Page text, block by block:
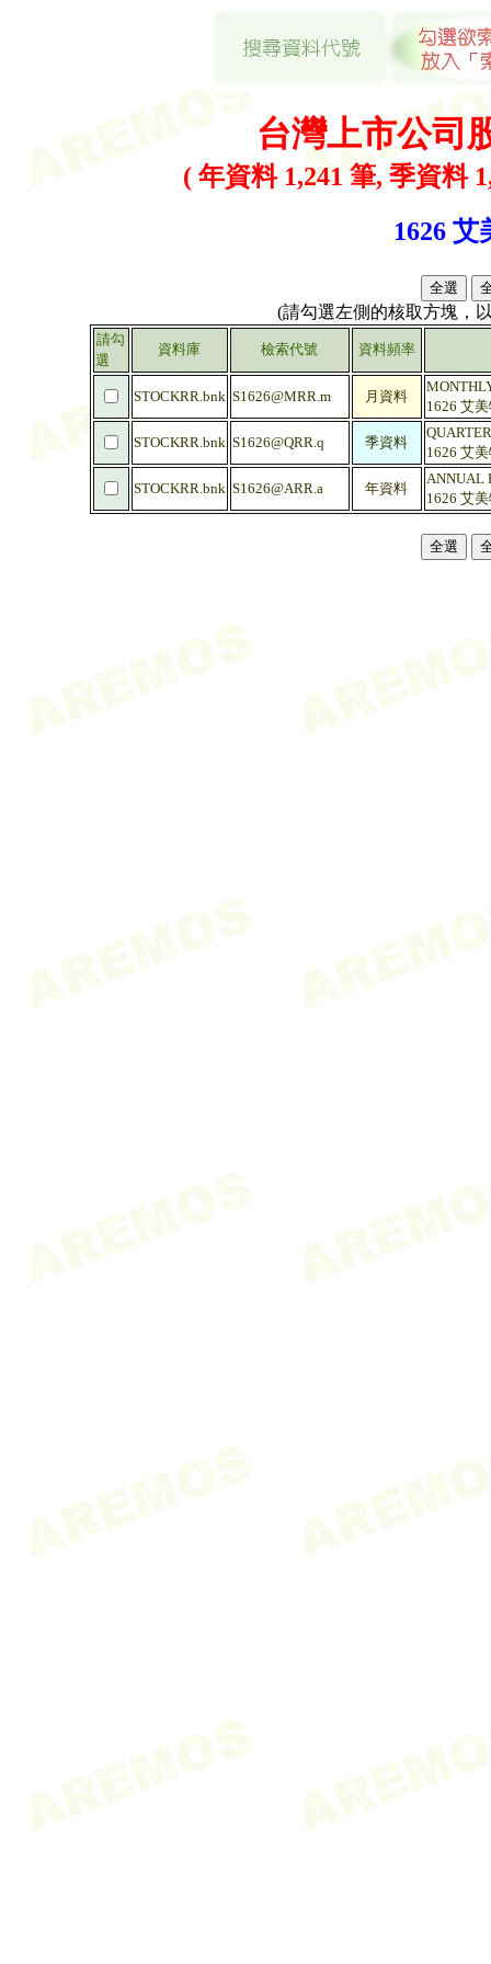
台灣上市公司
( 年資料 1,241 筆, 季資料
1626
(請勾選左側的核取方塊，
請勾
選
資料庫 檢索代號 資料頻率
STOCKRR.bnk S1626@MRR.m 月資料
1626 艾
STOCKRR.bnk S1626@QRR.q 季資料
1626 艾
STOCKRR.bnk S1626@ARR.a 年資料
ANNUAL
1626 艾